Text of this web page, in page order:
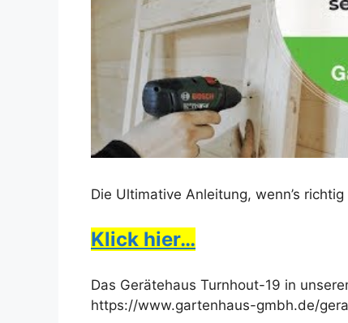
Die Ultimative Anleitung, wenn’s
Klick hier…
Das Gerätehaus Turnhout-19 in
https://www.gartenhaus-gmbh.de/